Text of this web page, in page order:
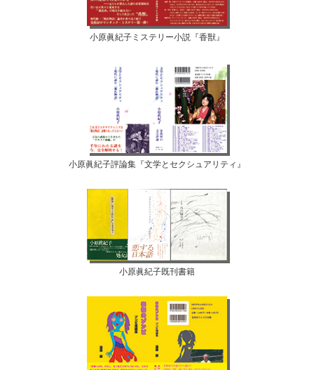
小原眞紀子ミステリー小説『香獣』
小原眞紀子評論集『文学とセクシュアリティ』
小原眞紀子既刊書籍